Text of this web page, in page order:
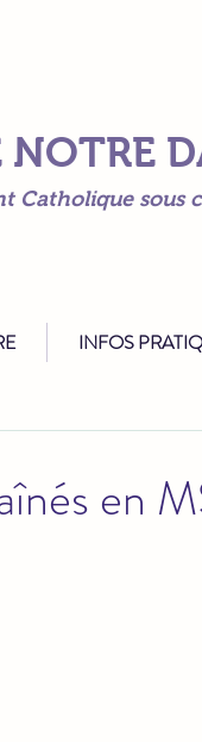
NOTRE
Catholique sous
INFOS
en